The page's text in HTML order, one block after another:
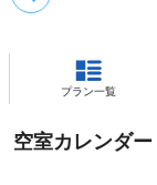
プラン一覧
空室カレンダー